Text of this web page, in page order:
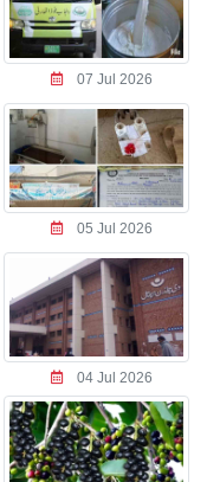
07 Jul 2026
05 Jul 2026
04 Jul 2026